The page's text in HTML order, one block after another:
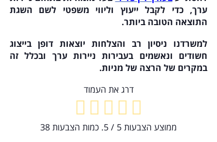
ערך, כדי לקבל ייעוץ וליווי משפטי לשם השגת
התוצאה הטובה ביותר.
למשרדנו ניסיון רב והצלחות יוצאות דופן בייצוג
חשודים ונאשמים בעבירות ניירות ערך ובכלל זה
במקרים של הרצה של מניות.
דרג את העמוד
ממוצע הצבעות 5 / 5. כמות הצבעות 38